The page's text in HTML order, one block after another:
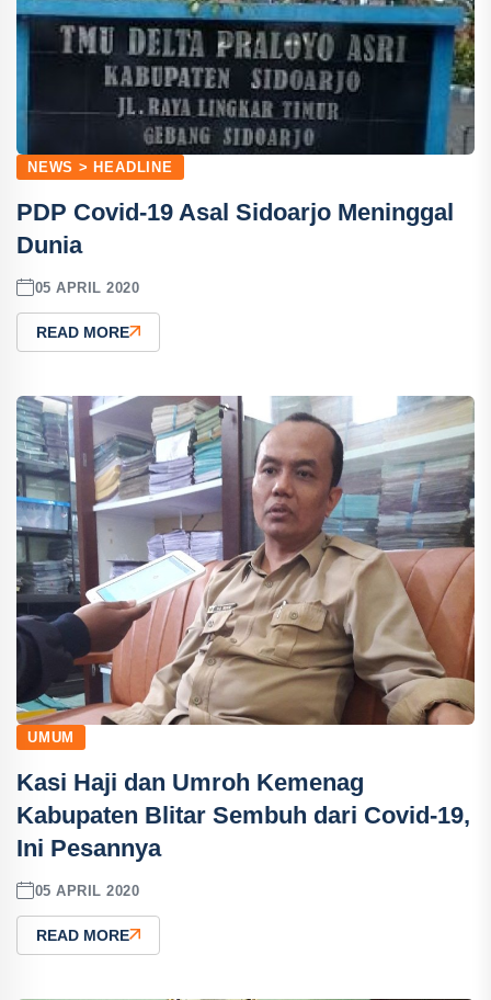
NEWS > HEADLINE
PDP Covid-19 Asal Sidoarjo Meninggal
Dunia
05 APRIL 2020
READ MORE
UMUM
Kasi Haji dan Umroh Kemenag
Kabupaten Blitar Sembuh dari Covid-19,
Ini Pesannya
05 APRIL 2020
READ MORE